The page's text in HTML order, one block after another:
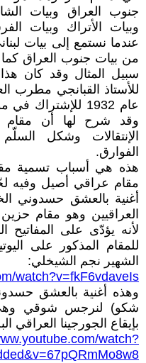
جنوب العراق وبيات
وبيات الأتراك وبيات
عندما نستمع إلى بيات
من بيات جنوب العراق
سبيل المثال وقد كان
للأستاذ القبانجي مطرب
عام 1932
وقد شرح لها أن
الإنتقالات وشكل
الفوارق.
هذه هي أسباب تسمية
مقام عراقي أصيل
أغنية بالعشق حسدوني
العراقيين وهو مقام
لأنه يؤدّى على المفاتيح
للمقام المذكور على
الشهير نجم الشيخلي:
watch?v=fkF6vdaveIs
وهذه أغنية بالعشق
شكو) لنرجس شوقي
بإيقاع الجورجينا العراقي
watch?